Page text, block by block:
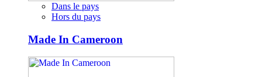
Dans le pays
Hors du pays
Made In Cameroon